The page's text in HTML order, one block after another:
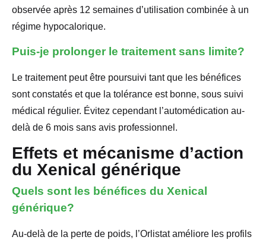
observée après 12 semaines d’utilisation combinée à un
régime hypocalorique.
Puis-je prolonger le traitement sans limite?
Le traitement peut être poursuivi tant que les bénéfices
sont constatés et que la tolérance est bonne, sous suivi
médical régulier. Évitez cependant l’automédication au-
delà de 6 mois sans avis professionnel.
Effets et mécanisme d’action
du Xenical générique
Quels sont les bénéfices du Xenical
générique?
Au-delà de la perte de poids, l’Orlistat améliore les profils